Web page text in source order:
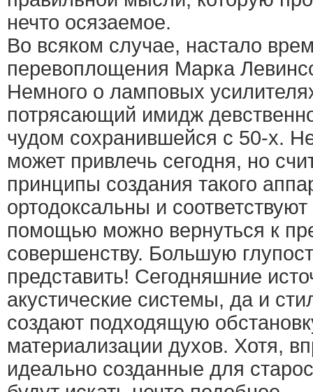
нечто осязаемое.
Во всяком случае, настало
перевоплощения Марка
Немного о ламповых
потрясающий имидж
чудом сохранившейся с 50-х.
может привлечь сегодня, но
принципы создания такого
ортодоксальны и соответствуют
помощью можно вернуться к
совершенству. Большую
представить! Сегодняшние
акустические системы, да и
создают подходящую
материализации духов. Хотя,
идеально созданные для